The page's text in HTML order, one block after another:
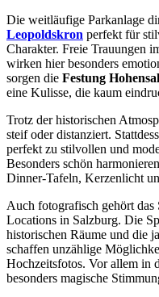
Die weitläufige Parkanlage
Leopoldskron perfekt für
Charakter. Freie Trauungen
wirken hier besonders
sorgen die Festung
eine Kulisse, die kaum
Trotz der historischen
steif oder distanziert.
perfekt zu stilvollen und
Besonders schön
Dinner-Tafeln, Kerzenlicht
Auch fotografisch gehört das
Locations in Salzburg. Die
historischen Räume und die
schaffen unzählige
Hochzeitsfotos. Vor allem in
besonders magische